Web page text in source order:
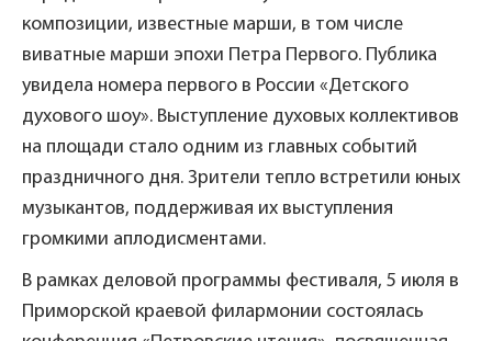
композиции, известные марши, в том числе
виватные марши эпохи Петра Первого. Публика
увидела номера первого в России «Детского
духового шоу». Выступление духовых коллективов
на площади стало одним из главных событий
праздничного дня. Зрители тепло встретили юных
музыкантов, поддерживая их выступления
громкими аплодисментами.
В рамках деловой программы фестиваля, 5 июля в
Приморской краевой филармонии состоялась